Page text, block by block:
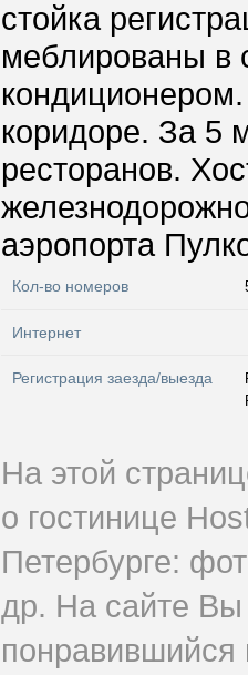
стойка
меблированы в
коридоре. За 5
ресторанов.
аэропорта
Кол-во номеров
Интернет
Регистрация заезда/выезда
На этой
о гостинице
Петербурге:
др. На сайте Вы
понравившийся